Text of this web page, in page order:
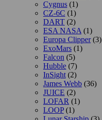
Cygnus (1)
CZ-6C (1)
DART (2)
ESA NASA (1)
Europa Clipper(3)
ExoMars (1)
Falcon (5)
Hubble (7)
InSight (2)
James Webb (36)
JUICE (2)
LOFAR (1)
LOOP(1)